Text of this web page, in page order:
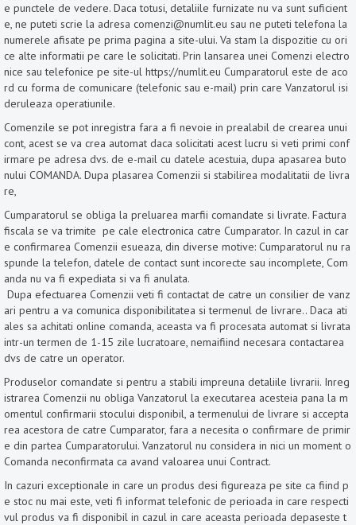
e punctele de vedere. Daca totusi, detaliile furnizate nu va sunt suficient
e, ne puteti scrie la adresa comenzi@numlit.eu sau ne puteti telefona la
numerele afisate pe prima pagina a site-ului. Va stam la dispozitie cu ori
ce alte informatii pe care le solicitati. Prin lansarea unei Comenzi electro
nice sau telefonice pe site-ul https://numlit.eu Cumparatorul este de aco
rd cu forma de comunicare (telefonic sau e-mail) prin care Vanzatorul isi
deruleaza operatiunile.
Comenzile se pot inregistra fara a fi nevoie in prealabil de crearea unui
cont, acest se va crea automat daca solicitati acest lucru si veti primi conf
irmare pe adresa dvs. de e-mail cu datele acestuia, dupa apasarea buto
nului COMANDA. Dupa plasarea Comenzii si stabilirea modalitatii de livra
re,
Cumparatorul se obliga la preluarea marfii comandate si livrate. Factura
fiscala se va trimite pe cale electronica catre Cumparator. In cazul in car
e confirmarea Comenzii esueaza, din diverse motive: Cumparatorul nu ra
spunde la telefon, datele de contact sunt incorecte sau incomplete, Com
anda nu va fi expediata si va fi anulata.
Dupa efectuarea Comenzii veti fi contactat de catre un consilier de vanz
ari pentru a va comunica disponibilitatea si termenul de livrare.. Daca ati
ales sa achitati online comanda, aceasta va fi procesata automat si livrata
intr-un termen de 1-15 zile lucratoare, nemaifiind necesara contactarea
dvs de catre un operator.
Produselor comandate si pentru a stabili impreuna detaliile livrarii. Inreg
istrarea Comenzii nu obliga Vanzatorul la executarea acesteia pana la m
omentul confirmarii stocului disponibil, a termenului de livrare si accepta
rea acestora de catre Cumparator, fara a necesita o confirmare de primir
e din partea Cumparatorului. Vanzatorul nu considera in nici un moment o
Comanda neconfirmata ca avand valoarea unui Contract.
In cazuri exceptionale in care un produs desi figureaza pe site ca fiind p
e stoc nu mai este, veti fi informat telefonic de perioada in care respecti
vul produs va fi disponibil in cazul in care aceasta perioada depaseste t